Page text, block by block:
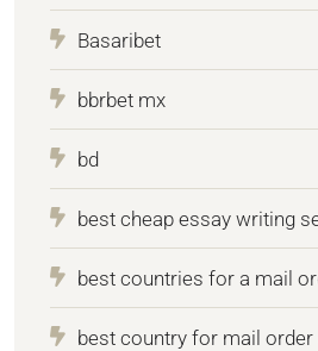
Basaribet
bbrbet mx
bd
best cheap essay writing
best countries for a mail
best country for mail order